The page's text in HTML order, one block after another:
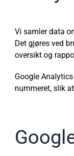
Vi samler data
Det gjøres ved
oversikt og
Google
nummeret, slik